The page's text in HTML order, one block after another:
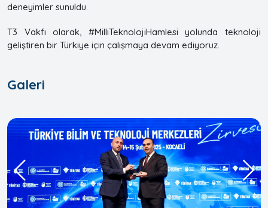
deneyimler sunuldu.
T3 Vakfı olarak, #MilliTeknolojiHamlesi yolunda teknoloji
geliştiren bir Türkiye için çalışmaya devam ediyoruz.
Galeri